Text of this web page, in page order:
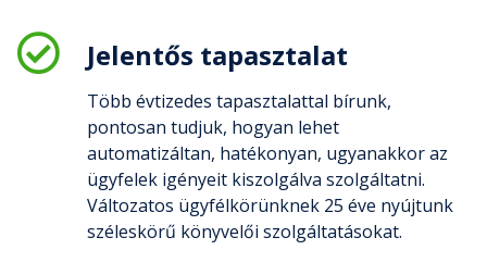
Jelentős tapasztalat
Több évtizedes tapasztalattal bírunk,
pontosan tudjuk, hogyan lehet
automatizáltan, hatékonyan, ugyanakkor az
ügyfelek igényeit kiszolgálva szolgáltatni.
Változatos ügyfélkörünknek 25 éve nyújtunk
széleskörű könyvelői szolgáltatásokat.